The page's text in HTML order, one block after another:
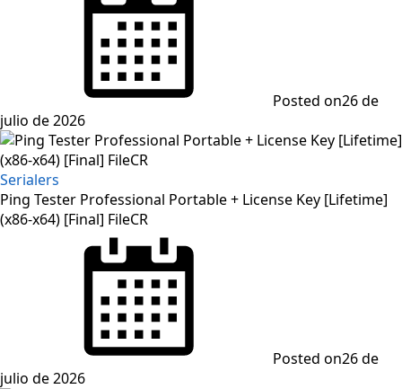
Posted on26 de
julio de 2026
Serialers
Ping Tester Professional Portable + License Key [Lifetime]
(x86-x64) [Final] FileCR
Posted on26 de
julio de 2026